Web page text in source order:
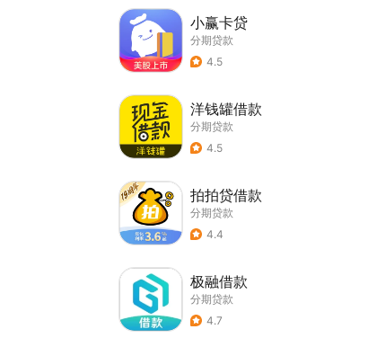
小赢卡贷
分期贷款
4.5
洋钱罐借款
分期贷款
4.5
拍拍贷借款
分期贷款
4.4
极融借款
分期贷款
4.7